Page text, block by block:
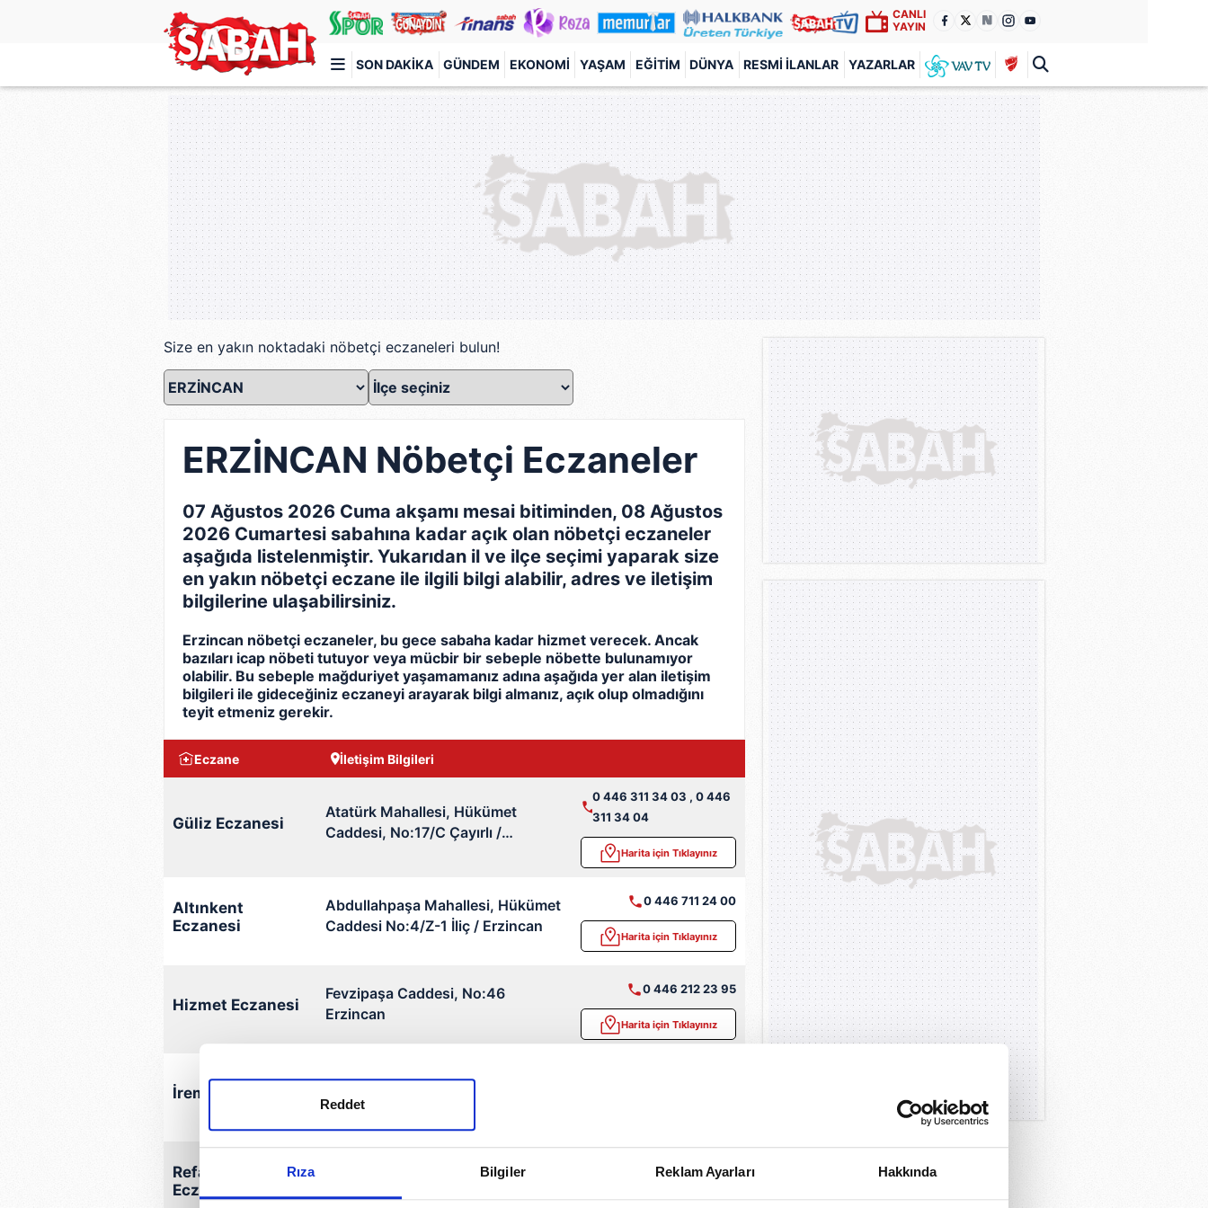
Rıza Bilgiler Reklam Ayarları Hakkında
Reddet
CANLI
YAYIN
SON DAKIKA GÜNDEM EKONOMI YAŞAM EĞITIM DÜNYA RESMI İLANLAR YAZARLAR
Türkiye'nin en iyi haber sitesi
Size en yakın noktadaki nöbetçi eczaneleri bulun!
ERZİNCAN Nöbetçi Eczaneler
07 Ağustos 2026 Cuma akşamı mesai bitiminden, 08 Ağustos
2026 Cumartesi sabahına kadar açık olan nöbetçi eczaneler
aşağıda listelenmiştir. Yukarıdan il ve ilçe seçimi yaparak size
en yakın nöbetçi eczane ile ilgili bilgi alabilir, adres ve iletişim
bilgilerine ulaşabilirsiniz.
Erzincan nöbetçi eczaneler, bu gece sabaha kadar hizmet verecek. Ancak
bazıları icap nöbeti tutuyor veya mücbir bir sebeple nöbette bulunamıyor
olabilir. Bu sebeple mağduriyet yaşamamanız adına aşağıda yer alan iletişim
bilgileri ile gideceğiniz eczaneyi arayarak bilgi almanız, açık olup olmadığını
teyit etmeniz gerekir.
Eczane İletişim Bilgileri
Güliz Eczanesi
Atatürk Mahallesi, Hükümet
Caddesi, No:17/C Çayırlı /
0 446 311 34 03 , 0 446
311 34 04
Harita için Tıklayınız
Altınkent
Eczanesi
Abdullahpaşa Mahallesi, Hükümet
Caddesi No:4/Z-1 İliç / Erzincan
0 446 711 24 00
Harita için Tıklayınız
Hizmet Eczanesi
Fevzipaşa Caddesi, No:46
Erzincan
0 446 212 23 95
Harita için Tıklayınız
İrem Eczanesi
Karaağaç Mahallesi, Fevzipaşa
Caddesi No:44/A Merkez /
Refahiye
Eczanesi
Kemaliye Mahallesi, Erzincan
0 446 611 23 22